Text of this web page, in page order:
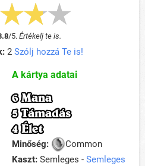
/5. Értékelj te is.
2 Szólj hozzá Te is!
A kártya adatai
6 Mana
5 Támadás
4 Élet
Minőség:
Common
Kaszt: Semleges - Semleges